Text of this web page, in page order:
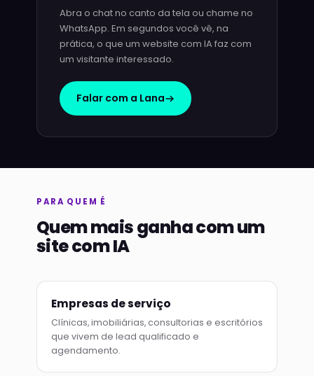
Abra o chat no canto da tela ou chame no
WhatsApp. Em segundos você vê, na
prática, o que um website com IA faz com
um visitante interessado.
Falar com a Lana
PARA QUEM É
Quem mais ganha com um
site com IA
Empresas de serviço
Clínicas, imobiliárias, consultorias e escritórios
que vivem de lead qualificado e
agendamento.